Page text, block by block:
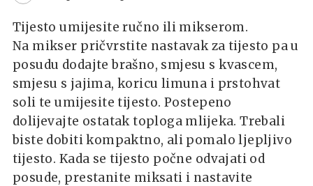
Tijesto umijesite ručno ili mikserom.
Na mikser pričvrstite nastavak za tijesto pa u
posudu dodajte brašno, smjesu s kvascem,
smjesu s jajima, koricu limuna i prstohvat
soli te umijesite tijesto. Postepeno
dolijevajte ostatak toploga mlijeka. Trebali
biste dobiti kompaktno, ali pomalo ljepljivo
tijesto. Kada se tijesto počne odvajati od
posude, prestanite miksati i nastavite